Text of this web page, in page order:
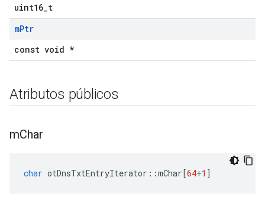
uint16_t
mPtr
const void *
Atributos públicos
mChar
char otDnsTxtEntryIterator ::mChar[64+1 ]